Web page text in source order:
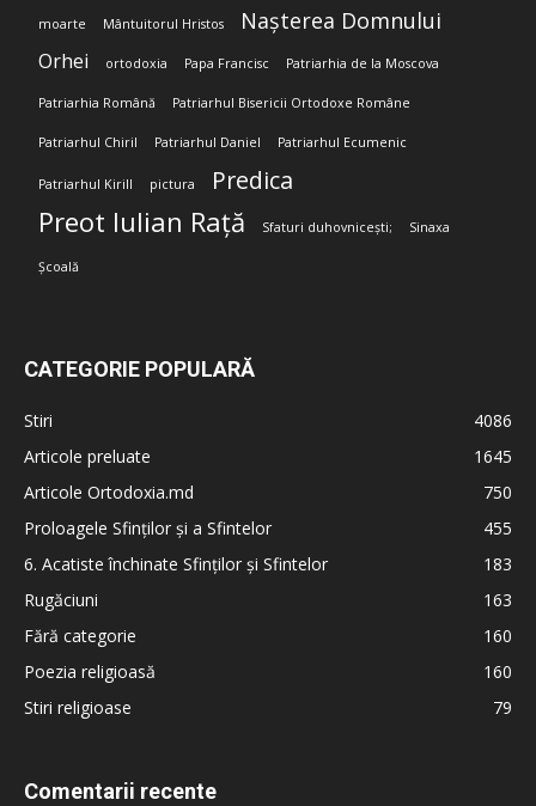
moarte Mântuitorul Hristos Nașterea Domnului
Orhei ortodoxia Papa Francisc Patriarhia de la Moscova
Patriarhia Română Patriarhul Bisericii Ortodoxe Române
Patriarhul Chiril Patriarhul Daniel Patriarhul Ecumenic
Patriarhul Kirill pictura Predica
Preot Iulian Rață Sfaturi duhovnicești; Sinaxa
Școală
CATEGORIE POPULARĂ
Stiri
4086
Articole preluate
1645
Articole Ortodoxia.md
750
Proloagele Sfinților și a Sfintelor
455
6. Acatiste închinate Sfinților și Sfintelor
183
Rugăciuni
163
Fără categorie
160
Poezia religioasă
160
Stiri religioase
79
Comentarii recente